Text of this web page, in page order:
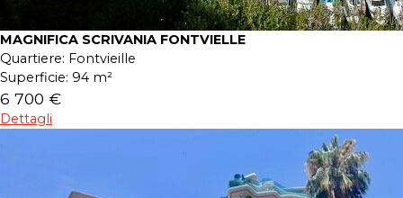
MAGNIFICA SCRIVANIA FONTVIELLE
Quartiere: Fontvieille
Superficie: 94 m²
6 700 €
Dettagli